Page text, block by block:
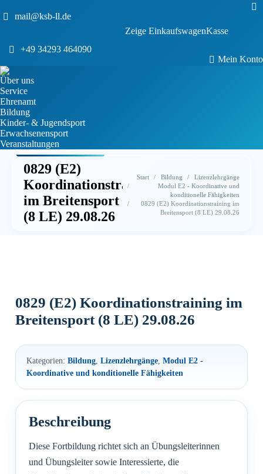
mail@ksb-ll.de
+49 34293 464090
Zeige EinkaufswagenKasse
Mein Konto
Über uns
Service
Ehrenamt
Bildung
Kinder- & Jugendsport
Erwachsenensport
Veranstaltungen
0829 (E2)
Koordinationstraining
im Breitensport
(8 LE) 29.08.26
Sie befinden sich hier:
Start Bildung
Lizenzlehrgänge
Modul E2 - Koordinative und
konditionelle Fähigkeiten
0829 (E2) Koordinationstraining im
Breitensport (8 LE) 29.08.26
0829 (E2) Koordinationstraining im
Breitensport (8 LE) 29.08.26
Diese Fortbildung richtet sich an Übungsleiterinnen
und Übungsleiter sowie Interessierte, die
Kategorien: Bildung, Lizenzlehrgänge, Modul E2 -
Koordinative und konditionelle Fähigkeiten